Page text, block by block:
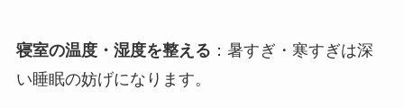
寝室の温度・湿度を整える ：暑すぎ・寒すぎは深
い睡眠の妨げになります。